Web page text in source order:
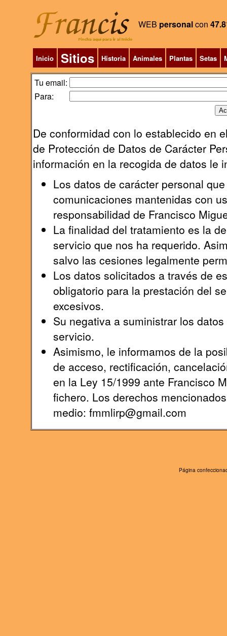
WEB personalcon
Inicio Sitios Historia Animales Plantas Setas
Tu email:
Para:
De conformidad con lo establecido en
de Protección de Datos de Carácter
información en la recogida de datos le
Los datos de carácter personal
comunicaciones mantenidas con
responsabilidad de Francisco
La finalidad del tratamiento es la
servicio que nos ha requerido.
salvo las cesiones legalmente
Los datos solicitados a través de
obligatorio para la prestación del
excesivos.
Su negativa a suministrar los
servicio.
Asimismo, le informamos de la
de acceso, rectificación,
en la Ley 15/1999 ante Francisco
fichero. Los derechos
medio: fmmlirp@gmail.com
Página